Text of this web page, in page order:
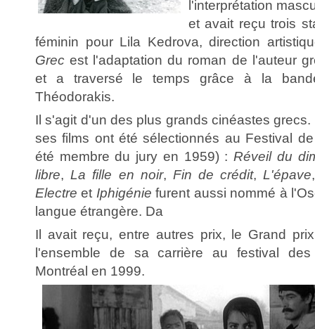
l'interprétation
et avait reçu trois
féminin pour Lila Kedrova, direction
Grec est l'adaptation du roman de l'auteur
et a traversé le temps grâce à la
Théodorakis.
Il s'agit d'un des plus grands cinéastes
ses films ont été sélectionnés au Festival
été membre du jury en 1959) :Réveil du
libre,La fille en noir, Fin de crédit,L'épave
Electre et Iphigénie furent aussi nommé à
langue étrangère. Da
Il avait reçu, entre autres prix, le Grand
l'ensemble de sa carrière au festival
Montréal en 1999.